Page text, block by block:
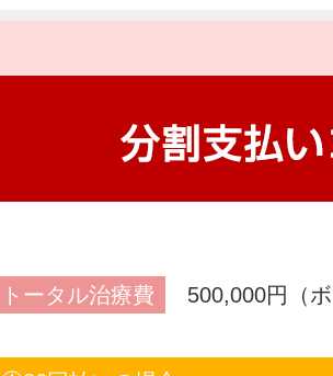
トータル治療費 500,000円（